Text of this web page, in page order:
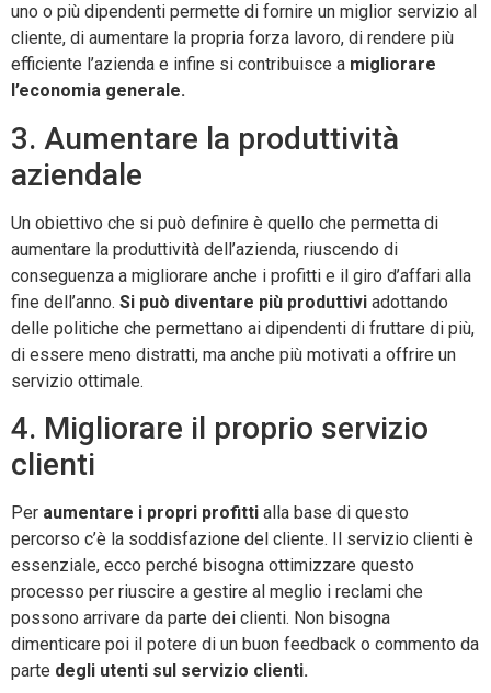
uno o più dipendenti permette di fornire un miglior servizio al
cliente, di aumentare la propria forza lavoro, di rendere più
efficiente l’azienda e infine si contribuisce a migliorare
l’economia generale.
3. Aumentare la produttività
aziendale
Un obiettivo che si può definire è quello che permetta di
aumentare la produttività dell’azienda, riuscendo di
conseguenza a migliorare anche i profitti e il giro d’affari alla
fine dell’anno. Si può diventare più produttivi adottando
delle politiche che permettano ai dipendenti di fruttare di più,
di essere meno distratti, ma anche più motivati a offrire un
servizio ottimale.
4. Migliorare il proprio servizio
clienti
Per aumentare i propri profitti alla base di questo
percorso c’è la soddisfazione del cliente. Il servizio clienti è
essenziale, ecco perché bisogna ottimizzare questo
processo per riuscire a gestire al meglio i reclami che
possono arrivare da parte dei clienti. Non bisogna
dimenticare poi il potere di un buon feedback o commento da
parte degli utenti sul servizio clienti.